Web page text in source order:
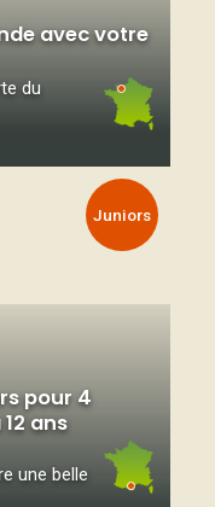
avec votre
du
Juniors
pour 4
ans
une belle